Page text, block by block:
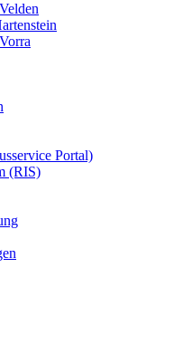
Portal)
(RIS)